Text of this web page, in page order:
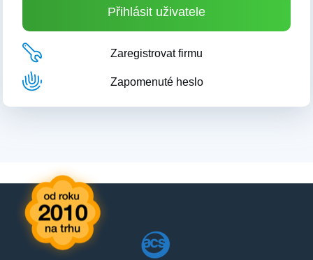
Zaregistrovat firmu
Zapomenuté heslo